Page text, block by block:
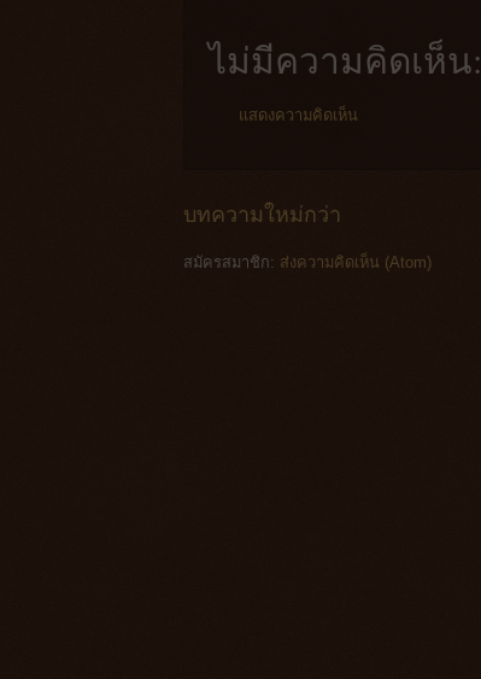
ไม่มีความคิดเห็น:
แสดงความคิดเห็น
บทความใหม่กว่า
สมัครสมาชิก: ส่งความคิดเห็น (Atom)